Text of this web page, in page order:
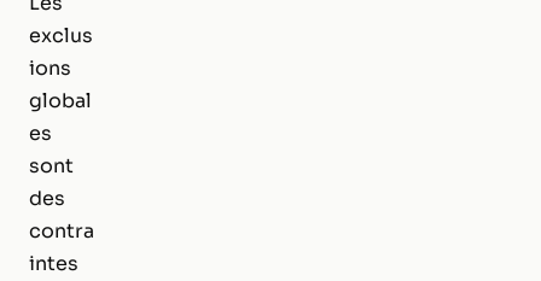
exclus
ions
global
es
sont
des
contra
intes